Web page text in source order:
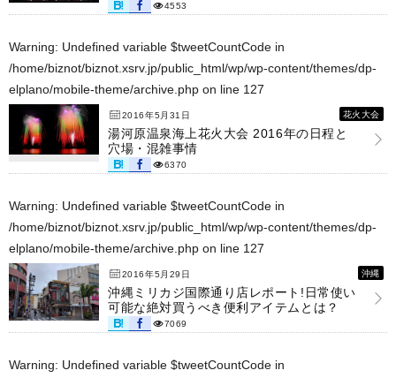
4553
Warning: Undefined variable $tweetCountCode in
/home/biznot/biznot.xsrv.jp/public_html/wp/wp-content/themes/dp-
elplano/mobile-theme/archive.php on line 127
2016年5月31日 花火大会
湯河原温泉海上花火大会 2016年の日程と
穴場・混雑事情
6370
Warning: Undefined variable $tweetCountCode in
/home/biznot/biznot.xsrv.jp/public_html/wp/wp-content/themes/dp-
elplano/mobile-theme/archive.php on line 127
2016年5月29日 沖縄
沖縄ミリカジ国際通り店レポート!日常使い
可能な絶対買うべき便利アイテムとは？
7069
Warning: Undefined variable $tweetCountCode in